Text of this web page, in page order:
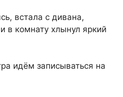
встала с дивана,
в комнату хлынул яркий
идём записываться на